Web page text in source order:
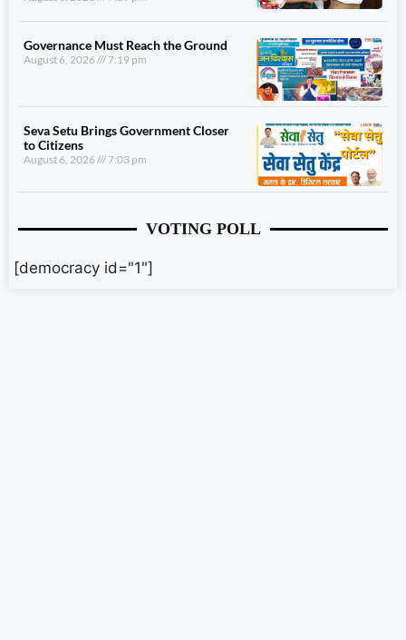
Governance Must Reach the Ground
August 6, 2026 7:19 pm
Seva Setu Brings Government Closer
to Citizens
August 6, 2026 7:03 pm
VOTING POLL
[democracy id="1"]